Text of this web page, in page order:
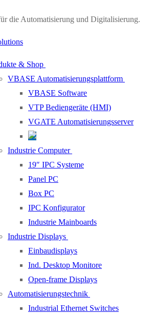
die Automatisierung und Digitalisierung.
& Shop
VBASE Automatisierungsplattform
VBASE Software
VTP Bediengeräte (HMI)
VGATE Automatisierungsserver
Industrie Computer
19″ IPC Systeme
Panel PC
Box PC
IPC Konfigurator
Industrie Mainboards
Industrie Displays
Einbaudisplays
Ind. Desktop Monitore
Open-frame Displays
Automatisierungstechnik
Industrial Ethernet Switches